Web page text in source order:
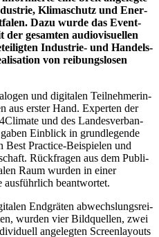
Kli­ma­schutz und Ener­
Dazu wur­de das Event-
der gesam­ten audio­vi­su­el­len
Indus­trie- und Han­dels­
von rei­bungs­lo­sen
und digi­ta­len Teil­neh­me­rin­
aus ers­ter Hand. Exper­ten der
und des Lan­des­ver­ban­
Ein­blick in grund­le­gen­de
Best Prac­ti­ce-Bei­spie­len und
Rück­fra­gen aus dem Publi­
Raum wur­den in einer
aus­führ­lich beantwortet.
End­grä­ten abwechs­lungs­rei­
wur­den vier Bild­quel­len, zwei
ange­leg­ten Screen­lay­outs